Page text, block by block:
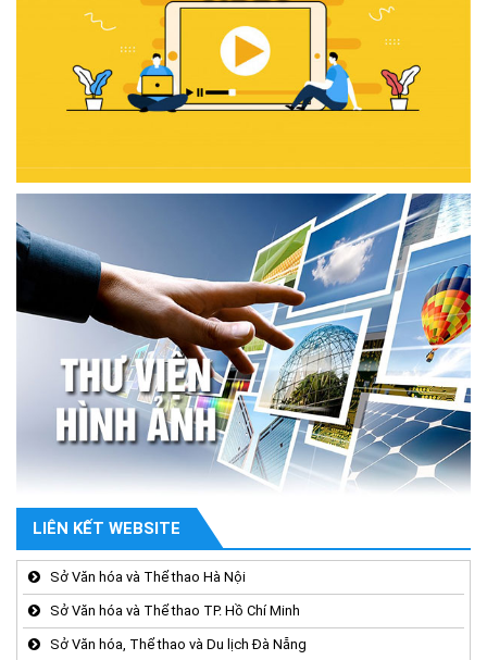
LIÊN KẾT WEBSITE
Sở Văn hóa và Thể thao Hà Nội
Sở Văn hóa và Thể thao TP. Hồ Chí Minh
Sở Văn hóa, Thể thao và Du lịch Đà Nẵng